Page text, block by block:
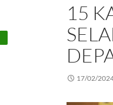
15
17/02/